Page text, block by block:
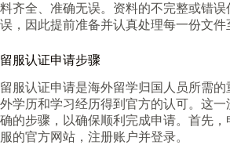
料齐全、准确无误。资料的不完整或错
误，因此提前准备并认真处理每一份文件
留服认证申请步骤
留服认证申请是海外留学归国人员所需的
外学历和学习经历得到官方的认可。这
确的步骤，以确保顺利完成申请。首先
服的官方网站，注册账户并登录。